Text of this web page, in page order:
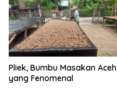
Pliek, Bumbu Masakan Aceh
yang Fenomenal